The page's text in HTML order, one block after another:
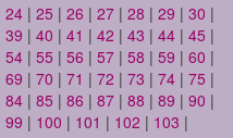
24 | 25 | 26 | 27 | 28 | 29 | 30 |
39 | 40 | 41 | 42 | 43 | 44 | 45 |
54 | 55 | 56 | 57 | 58 | 59 | 60 |
69 | 70 | 71 | 72 | 73 | 74 | 75 |
84 | 85 | 86 | 87 | 88 | 89 | 90 |
99 | 100 | 101 | 102 | 103 |